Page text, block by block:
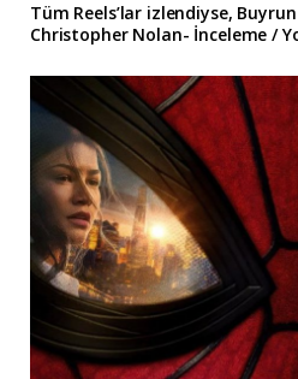
Tüm Reels’lar izlendiyse,
Christopher Nolan- İnceleme /